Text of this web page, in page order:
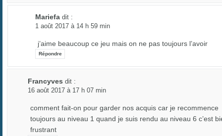
Mariefa dit :
1 août 2017 à 14 h 59 min
j’aime beaucoup ce jeu mais on ne pas toujours l’avoir
Répondre
Francyves dit :
16 août 2017 à 17 h 07 min
comment fait-on pour garder nos acquis car je recommence
toujours au niveau 1 quand je suis rendu au niveau 6 c’est
frustrant